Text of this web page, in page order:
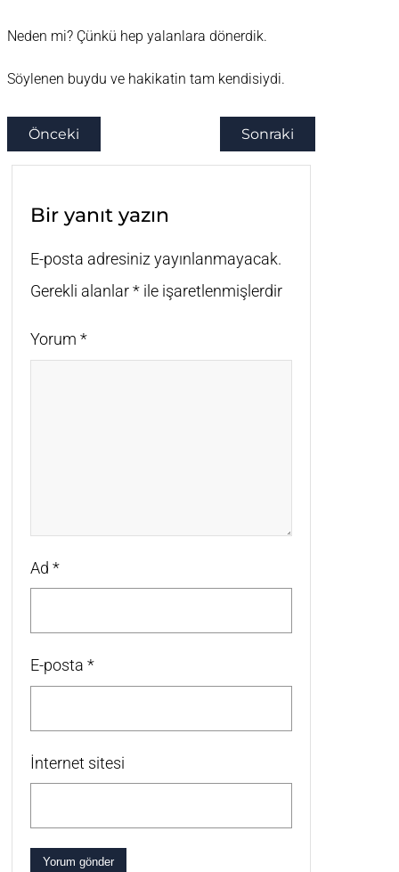
Neden mi? Çünkü hep yalanlara dönerdik.
Söylenen buydu ve hakikatin tam kendisiydi.
Önceki Sonraki
Bir yanıt yazın
E-posta adresiniz yayınlanmayacak.
Gerekli alanlar* ile işaretlenmişlerdir
Yorum *
Ad *
E-posta *
İnternet sitesi